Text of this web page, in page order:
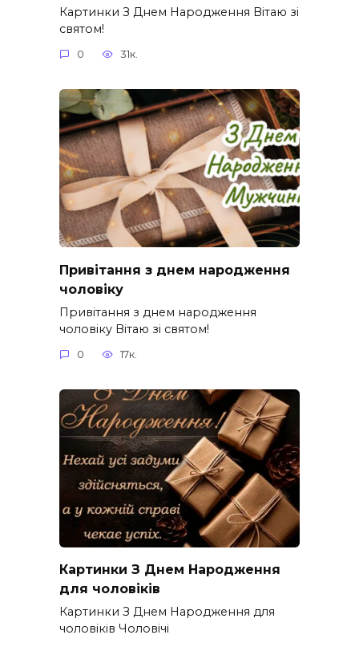
Картинки З Днем Народження Вітаю зі
святом!
0 31к.
Привітання з днем народження
чоловіку
Привітання з днем народження
чоловіку Вітаю зі святом!
0 17к.
Картинки З Днем Народження
для чоловіків​
Картинки З Днем Народження для
чоловіків​ Чоловічі